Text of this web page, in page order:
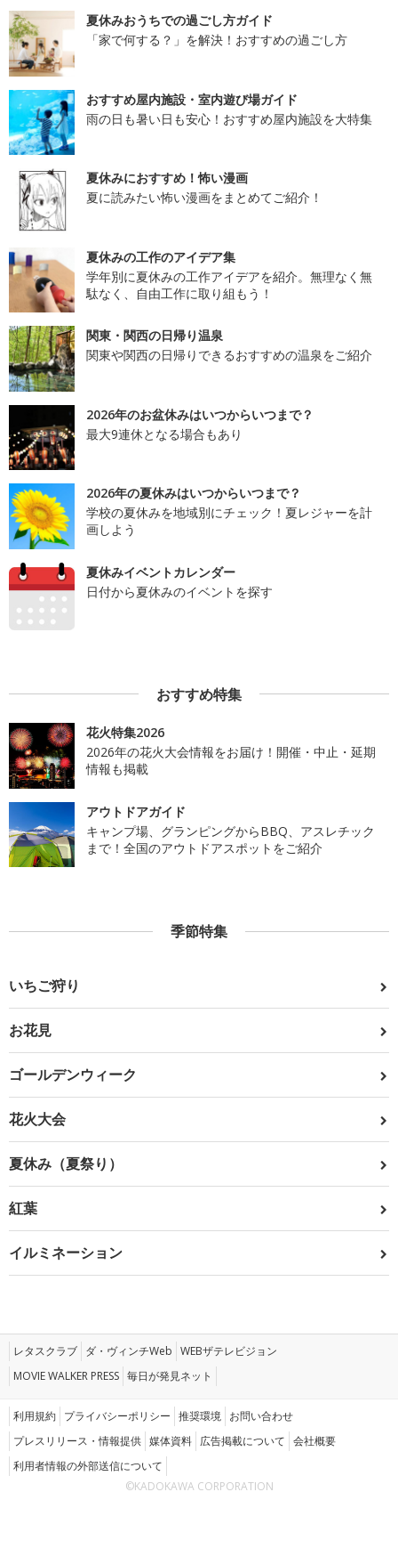
夏休みおうちでの過ごし方ガイド
「家で何する？」を解決！おすすめの過ごし方
おすすめ屋内施設・室内遊び場ガイド
雨の日も暑い日も安心！おすすめ屋内施設を大特集
夏休みにおすすめ！怖い漫画
夏に読みたい怖い漫画をまとめてご紹介！
夏休みの工作のアイデア集
学年別に夏休みの工作アイデアを紹介。無理なく無
駄なく、自由工作に取り組もう！
関東・関西の日帰り温泉
関東や関西の日帰りできるおすすめの温泉をご紹介
2026年のお盆休みはいつからいつまで？
最大9連休となる場合もあり
2026年の夏休みはいつからいつまで？
学校の夏休みを地域別にチェック！夏レジャーを計
画しよう
夏休みイベントカレンダー
日付から夏休みのイベントを探す
おすすめ特集
花火特集2026
2026年の花火大会情報をお届け！開催・中止・延期
情報も掲載
アウトドアガイド
キャンプ場、グランピングからBBQ、アスレチック
まで！全国のアウトドアスポットをご紹介
季節特集
いちご狩り
お花見
ゴールデンウィーク
花火大会
夏休み（夏祭り）
紅葉
イルミネーション
レタスクラブ ダ・ヴィンチWeb WEBザテレビジョン
MOVIE WALKER PRESS 毎日が発見ネット
利用規約 プライバシーポリシー 推奨環境 お問い合わせ
プレスリリース・情報提供 媒体資料 広告掲載について 会社概要
利用者情報の外部送信について
©KADOKAWA CORPORATION